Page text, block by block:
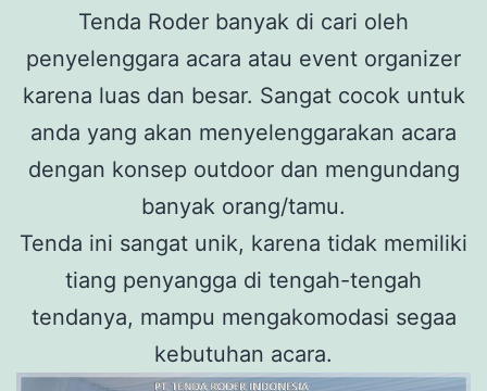
Tenda Roder banyak di cari oleh
penyelenggara acara atau event organizer
karena luas dan besar. Sangat cocok untuk
anda yang akan menyelenggarakan acara
dengan konsep outdoor dan mengundang
banyak orang/tamu.
Tenda ini sangat unik, karena tidak memiliki
tiang penyangga di tengah-tengah
tendanya, mampu mengakomodasi segaa
kebutuhan acara.